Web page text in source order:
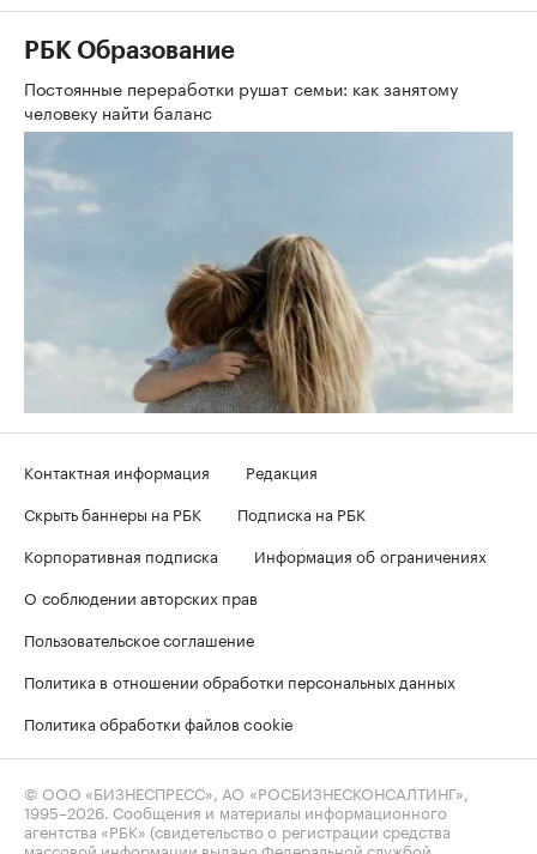
РБК Образование
Постоянные переработки рушат семьи: как занятому
человеку найти баланс
Контактная информация
Редакция
Скрыть баннеры на РБК
Подписка на РБК
Корпоративная подписка
Информация об ограничениях
О соблюдении авторских прав
Пользовательское соглашение
Политика в отношении обработки персональных данных
Политика обработки файлов cookie
© ООО «БИЗНЕСПРЕСС», АО «РОСБИЗНЕСКОНСАЛТИНГ»,
1995–2026. Сообщения и материалы информационного
агентства «РБК» (свидетельство о регистрации средства
массовой информации выдано Федеральной службой